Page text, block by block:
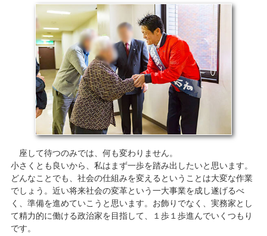
座して待つのみでは、何も変わりません。
小さくとも良いから、私はまず一歩を踏み出したいと思います。
どんなことでも、社会の仕組みを変えるということは大変な作業
でしょう。近い将来社会の変革という一大事業を成し遂げるべ
く、準備を進めていこうと思います。お飾りでなく、実務家とし
て精力的に働ける政治家を目指して、１歩１歩進んでいくつもり
です。